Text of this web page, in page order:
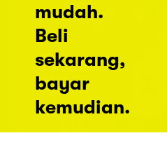
mudah.
Beli
sekarang,
bayar
kemudian.